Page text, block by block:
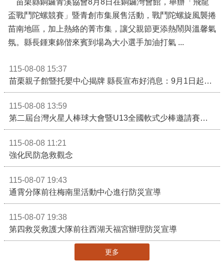
苗栗縣銅鑼青溪協會8月8日在銅鑼灣會館，舉辦「飛龍
盃戰鬥陀螺競賽」暨青創市集展售活動，戰鬥陀螺旋風襲捲
苗南地區，加上熱絡的菁市集，讓父親節更添熱鬧與溫馨氣
氛。縣長鍾東錦偕來賓到場為大小選手加油打氣 ...
115-08-08 15:37
苗栗親子館暨托嬰中心揭牌 縣長宣布好消息：9月1日起調降臨時托嬰費用
115-08-08 13:59
第二屆台灣火星人棒球大會暨U13全國軟式少棒邀請賽在苗栗舉辦
115-08-08 11:21
強化民防急救觀念
115-08-07 19:43
通霄分隊前往梅南里活動中心進行防災宣導
115-08-07 19:38
第四救災救護大隊前往西湖天福宮辦理防災宣導
更多